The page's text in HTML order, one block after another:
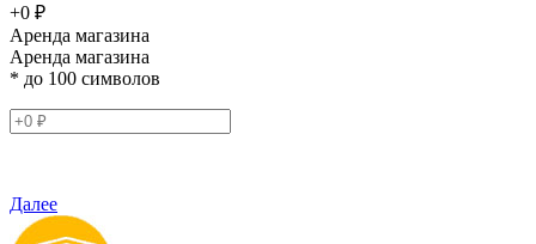
+0 ₽
Аренда магазина
Аренда магазина
* до 100 символов
Далее